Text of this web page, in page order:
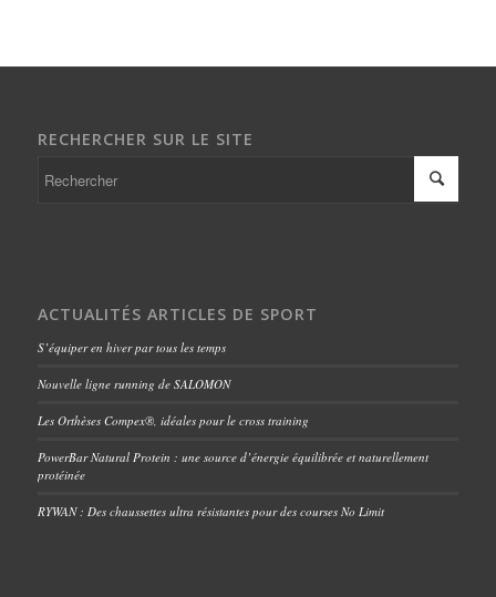
RECHERCHER SUR LE SITE
ACTUALITÉS ARTICLES DE SPORT
S’équiper en hiver par tous les temps
Nouvelle ligne running de SALOMON
Les Orthèses Compex®, idéales pour le cross training
PowerBar Natural Protein : une source d’énergie équilibrée et naturellement
protéinée
RYWAN : Des chaussettes ultra résistantes pour des courses No Limit